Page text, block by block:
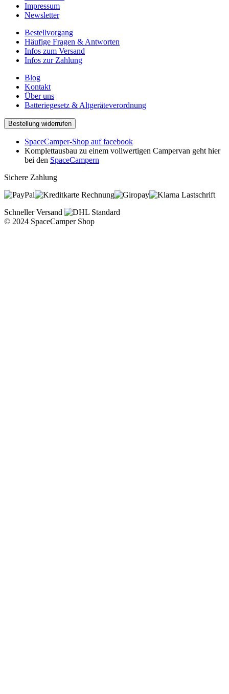
Impressum
Newsletter
Bestellvorgang
Häufige Fragen & Antworten
Infos zum Versand
Infos zur Zahlung
Blog
Kontakt
Über uns
Batteriegesetz & Altgeräteverordnung
Bestellung widerrufen
SpaceCamper-Shop auf facebook
Komplettausbau zu einem vollwertigen Campervan geht hier
bei den SpaceCampern
Sichere Zahlung
Rechnung
Lastschrift
Schneller Versand
© 2024 SpaceCamper Shop